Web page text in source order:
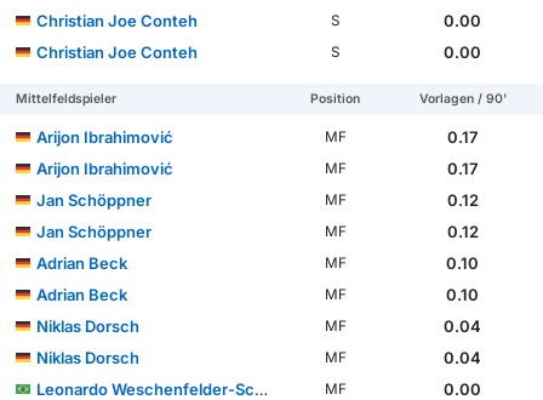
Christian Joe Conteh
S
0.00
Christian Joe Conteh
S 0.00
Mittelfeldspieler Position Vorlagen / 90'
Arijon Ibrahimović MF
0.17
Arijon Ibrahimović
MF
0.17
Jan Schöppner
MF
0.12
Jan Schöppner
MF
0.12
Adrian Beck
MF
0.10
Adrian Beck
MF
0.10
Niklas Dorsch
MF
0.04
Niklas Dorsch
MF
0.04
Leonardo Weschenfelder-Scienza
MF
0.00